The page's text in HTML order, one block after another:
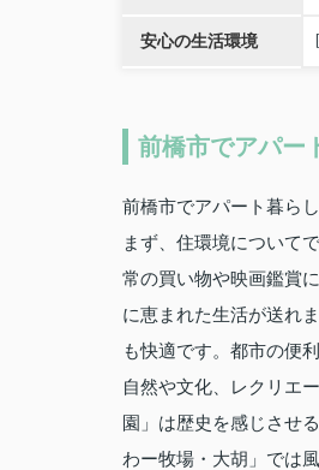
安心の生活環境
前橋市でアパー
前橋市でアパート暮ら
まず、住環境について
常の買い物や映画鑑賞
に恵まれた生活が送れ
も快適です。都市の便
自然や文化、レクリエ
園」は歴史を感じさせ
わー牧場・大胡」では